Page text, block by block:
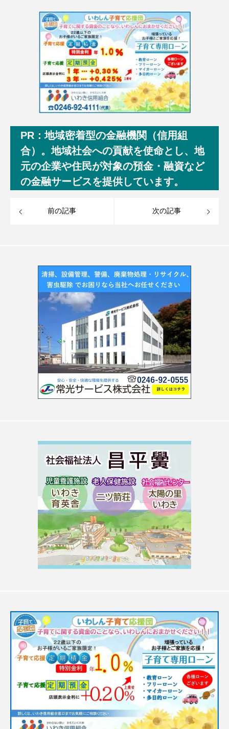
PR：地域密着型の金融機関（信用組
合）。地域社会への貢献を使命とし、地
元の企業や住民が対象の預金・融資など
の金融サービスを提供しています。
前の記事 次の記事